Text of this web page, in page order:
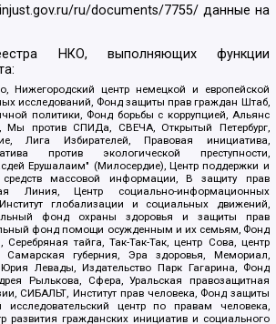
ru/documents/7755/ данные на
НКО, выполняющих функции
Нижегородский центр немецкой и европейской
исследований, Фонд защиты прав граждан Штаб,
политики, Фонд борьбы с коррупцией, Альянс
Мы против СПИДа, СВЕЧА, Открытый Петербург,
Лига Избирателей, Правовая инициатива,
против экологической преступности,
Ерушалаим" (Милосердие), Центр поддержки и
средств массовой информации, В защиту прав
Линия, Центр социально-информационных
глобализации и социальных движений,
фонд охраны здоровья и защиты прав
фонд помощи осужденным и их семьям, Фонд
Серебряная тайга, Так-Так-Так, центр Сова, центр
губерния, Эра здоровья, Мемориал,
Левады, Издательство Парк Гагарина, Фонд
Рылькова, Сфера, Уральская правозащитная
СИБАЛЬТ, Институт прав человека, Фонд защиты
исследовательский центр по правам человека,
развития гражданских инициатив и социального